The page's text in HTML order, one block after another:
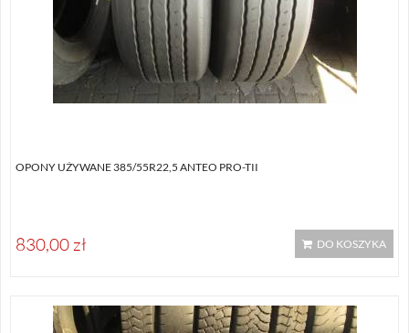
OPONY UŻYWANE 385/55R22,5 ANTEO PRO-TII
830,00 zł DO KOSZYKA